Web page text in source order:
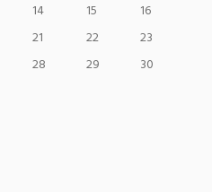
14 15
16
21 22
23
28 29
30